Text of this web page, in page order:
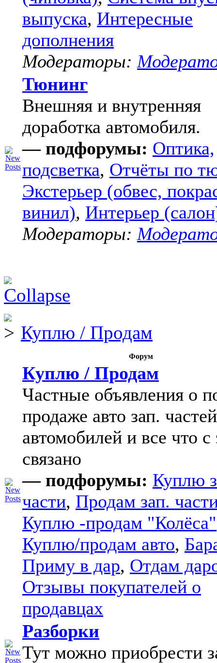
выпуска, Интересные
дополнения
Модераторы:
Тюнинг
Внешняя и внутренняя
доработка автомобиля.
— подфорумы: Оптика,
подсветка, Отчёты по
Экстерьер (обвес,
винил), Интерьер
Модераторы:
Куплю / Продам
Форум
Куплю / Продам
Частные объявления о
продаже авто зап.
автомобилей и все что с
связано
— подфорумы: Куплю
части, Продам зап.
Куплю -продам "Колёса"
Куплю/продам авто,
Приму в дар, Отдам
Отзывы покупателей о
продавцах
Разборки
Тут можно приобрести